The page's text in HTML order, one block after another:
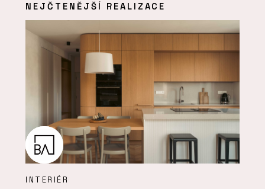
NEJČTENĚJŠÍ REALIZACE
INTERIÉR